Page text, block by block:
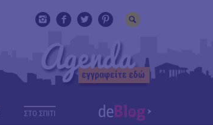
ΣΤΟ ΣΠΙΤΙ